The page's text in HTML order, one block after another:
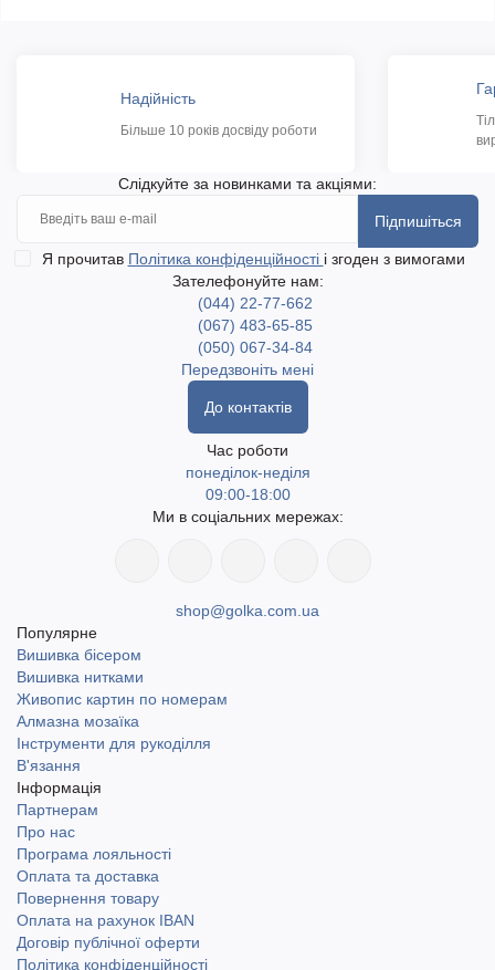
Надійність
Більше 10 років досвіду роботи
Слідкуйте за новинками та акціями:
Підпишіться
Я прочитав Політика конфіденційності і згоден з вимогами
Зателефонуйте нам:
(044) 22-77-662
(067) 483-65-85
(050) 067-34-84
Передзвоніть мені
До контактів
Час роботи
понеділок-неділя
09:00-18:00
Ми в соціальних мережах:
shop@golka.com.ua
Популярне
Вишивка бісером
Вишивка нитками
Живопис картин по номерам
Алмазна мозаїка
Інструменти для рукоділля
В'язання
Інформація
Партнерам
Про нас
Програма лояльності
Оплата та доставка
Повернення товару
Оплата на рахунок IBAN
Договір публічної оферти
Політика конфіденційності